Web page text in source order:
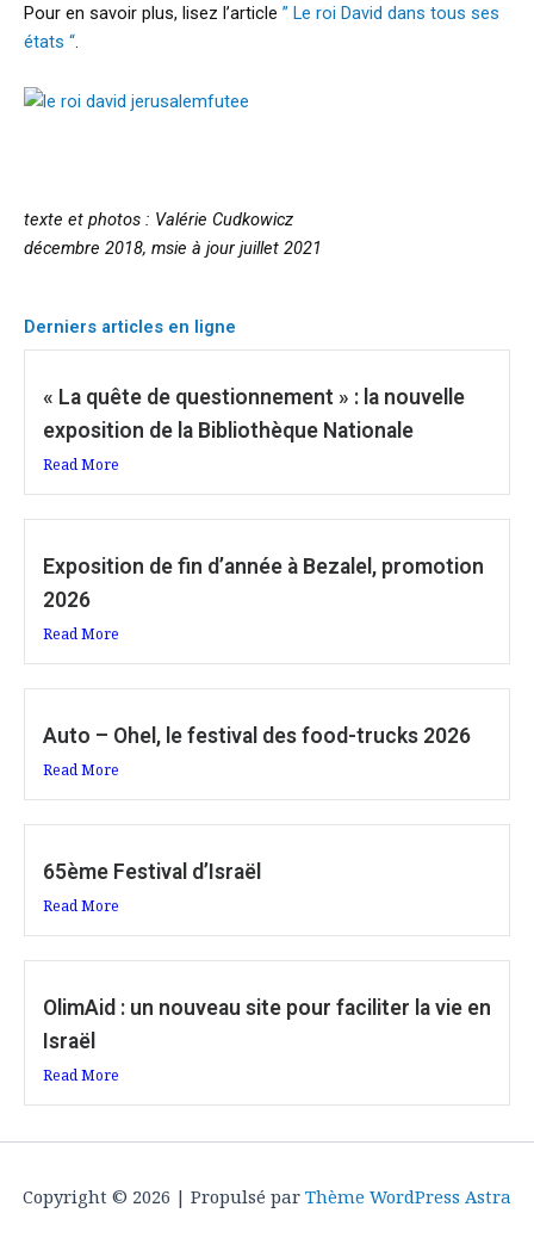
Pour en savoir plus, lisez l’article ” Le roi David dans tous ses
états “
texte et photos : Valérie Cudkowicz
décembre 2018, msie à jour juillet 2021
Derniers articles en ligne
« La quête de questionnement » : la nouvelle
exposition de la Bibliothèque Nationale
Read More
Exposition de fin d’année à Bezalel, promotion
2026
Read More
Auto – Ohel, le festival des food-trucks 2026
Read More
65ème Festival d’Israël
Read More
OlimAid : un nouveau site pour faciliter la vie en
Israël
Read More
Copyright © 2026 | Propulsé par Thème WordPress Astra